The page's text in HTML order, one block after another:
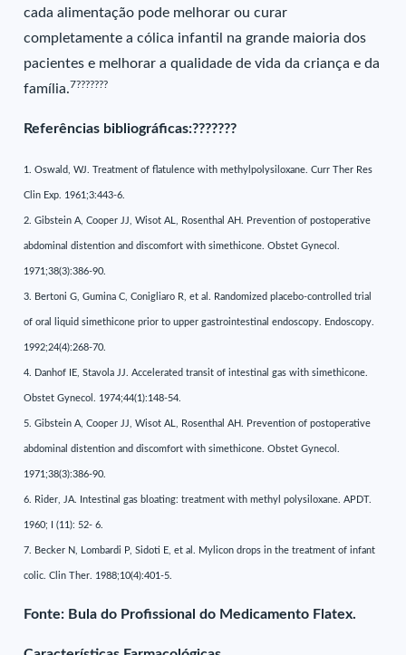
cada alimentação pode melhorar ou curar
completamente a cólica infantil na grande maioria dos
pacientes e melhorar a qualidade de vida da criança e da
família.7???????
Referências bibliográficas:???????
1. Oswald, WJ. Treatment of flatulence with methylpolysiloxane. Curr Ther Res
Clin Exp. 1961;3:443-6.
2. Gibstein A, Cooper JJ, Wisot AL, Rosenthal AH. Prevention of postoperative
abdominal distention and discomfort with simethicone. Obstet Gynecol.
1971;38(3):386-90.
3. Bertoni G, Gumina C, Conigliaro R, et al. Randomized placebo-controlled trial
of oral liquid simethicone prior to upper gastrointestinal endoscopy. Endoscopy.
1992;24(4):268-70.
4. Danhof IE, Stavola JJ. Accelerated transit of intestinal gas with simethicone.
Obstet Gynecol. 1974;44(1):148-54.
5. Gibstein A, Cooper JJ, Wisot AL, Rosenthal AH. Prevention of postoperative
abdominal distention and discomfort with simethicone. Obstet Gynecol.
1971;38(3):386-90.
6. Rider, JA. Intestinal gas bloating: treatment with methyl polysiloxane. APDT.
1960; I (11): 52- 6.
7. Becker N, Lombardi P, Sidoti E, et al. Mylicon drops in the treatment of infant
colic. Clin Ther. 1988;10(4):401-5.
Fonte: Bula do Profissional do Medicamento Flatex.